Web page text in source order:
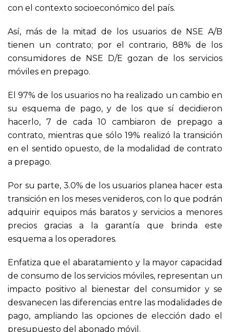
con el contexto socioeconómico del país.
Así, más de la mitad de los usuarios de NSE A/B
tienen un contrato; por el contrario, 88% de los
consumidores de NSE D/E gozan de los servicios
móviles en prepago.
El 97% de los usuarios no ha realizado un cambio en
su esquema de pago, y de los que sí decidieron
hacerlo, 7 de cada 10 cambiaron de prepago a
contrato, mientras que sólo 19% realizó la transición
en el sentido opuesto, de la modalidad de contrato
a prepago.
Por su parte, 3.0% de los usuarios planea hacer esta
transición en los meses venideros, con lo que podrán
adquirir equipos más baratos y servicios a menores
precios gracias a la garantía que brinda este
esquema a los operadores.
Enfatiza que el abaratamiento y la mayor capacidad
de consumo de los servicios móviles, representan un
impacto positivo al bienestar del consumidor y se
desvanecen las diferencias entre las modalidades de
pago, ampliando las opciones de elección dado el
presupuesto del abonado móvil.